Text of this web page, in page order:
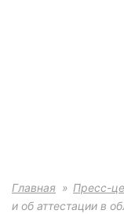
Главная Пресс-
и об аттестации в